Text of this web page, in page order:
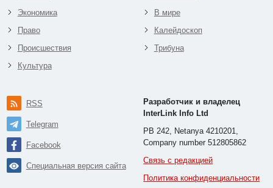
Экономика
Право
Происшествия
Культура
В мире
Калейдоскоп
Трибуна
RSS
Telegram
Facebook
Специальная версия сайта
Разработчик и владелец
InterLink Info Ltd
PB 242, Netanya 4210201,
Company number 512805862
Связь с редакцией
Политика конфиденциальности